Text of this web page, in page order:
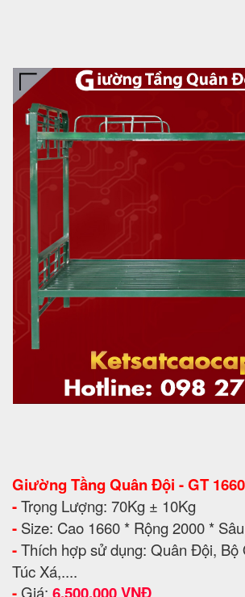
Giường Tầng Quân Đội - GT 1660
-Trọng Lượng: 70Kg ± 10Kg
- Size: Cao 1660 * Rộng 2000 *
-Thích hợp sử dụng: Quân Đội, Bộ
Túc Xá,....
- Giá: 6.500.000 VNĐ